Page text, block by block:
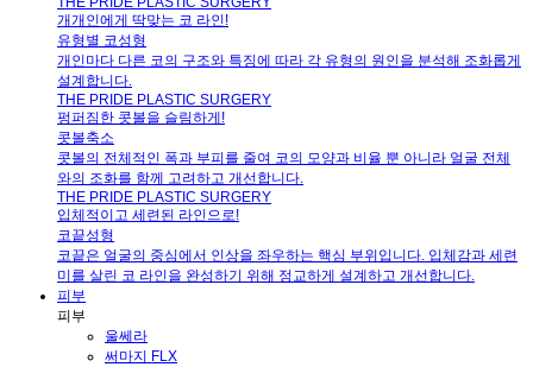
개개인에게 딱맞는 코 라인!
유형별 코성형
개인마다 다른 코의 구조와 특징에 따라 각 유형의 원인을 분석해 조화롭게
설계합니다.
THE PRIDE PLASTIC SURGERY
펑퍼짐한 콧볼을 슬림하게!
콧볼축소
콧볼의 전체적인 폭과 부피를 줄여 코의 모양과 비율 뿐 아니라 얼굴 전체
와의 조화를 함께 고려하고 개선합니다.
THE PRIDE PLASTIC SURGERY
입체적이고 세련된 라인으로!
코끝성형
코끝은 얼굴의 중심에서 인상을 좌우하는 핵심 부위입니다. 입체감과 세련
미를 살린 코 라인을 완성하기 위해 정교하게 설계하고 개선합니다.
피부
피부
울쎄라
써마지 FLX